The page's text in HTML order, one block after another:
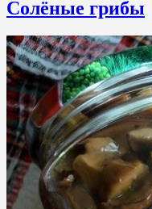
Солёные грибы